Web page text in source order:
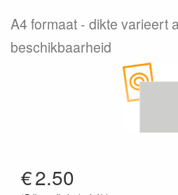
A4 formaat
dikte varieert
beschikbaarheid
€2.50